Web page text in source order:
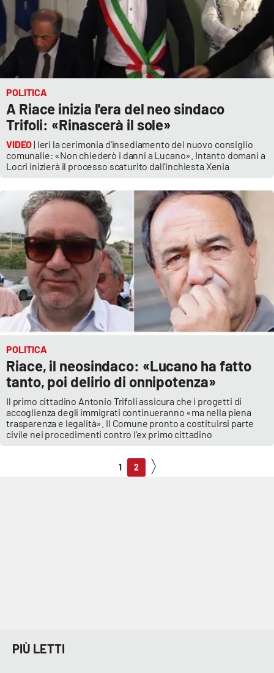
POLITICA
A Riace inizia l'era del neo sindaco
Trifoli: «Rinascerà il sole»
VIDEO| Ieri la cerimonia d'insediamento del nuovo consiglio
comunalie: «Non chiederò i danni a Lucano». Intanto domani a
Locri inizierà il processo scaturito dall'inchiesta Xenia
POLITICA
Riace, il neosindaco: «Lucano ha fatto
tanto, poi delirio di onnipotenza»
Il primo cittadino Antonio Trifoli assicura che i progetti di
accoglienza degli immigrati continueranno «ma nella piena
trasparenza e legalità». Il Comune pronto a costituirsi parte
civile nei procedimenti contro l'ex primo cittadino
1 2
PIÙ LETTI